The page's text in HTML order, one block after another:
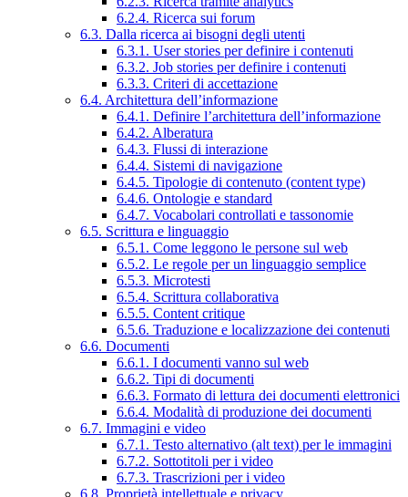
6.2.4. Ricerca sui forum
6.3. Dalla ricerca ai bisogni degli utenti
6.3.1. User stories per definire i contenuti
6.3.2. Job stories per definire i contenuti
6.3.3. Criteri di accettazione
6.4. Architettura dell’informazione
6.4.1. Definire l’architettura dell’informazione
6.4.2. Alberatura
6.4.3. Flussi di interazione
6.4.4. Sistemi di navigazione
6.4.5. Tipologie di contenuto (content type)
6.4.6. Ontologie e standard
6.4.7. Vocabolari controllati e tassonomie
6.5. Scrittura e linguaggio
6.5.1. Come leggono le persone sul web
6.5.2. Le regole per un linguaggio semplice
6.5.3. Microtesti
6.5.4. Scrittura collaborativa
6.5.5. Content critique
6.5.6. Traduzione e localizzazione dei contenuti
6.6. Documenti
6.6.1. I documenti vanno sul web
6.6.2. Tipi di documenti
6.6.3. Formato di lettura dei documenti elettronici
6.6.4. Modalità di produzione dei documenti
6.7. Immagini e video
6.7.1. Testo alternativo (alt text) per le immagini
6.7.2. Sottotitoli per i video
6.7.3. Trascrizioni per i video
6.8. Proprietà intellettuale e privacy